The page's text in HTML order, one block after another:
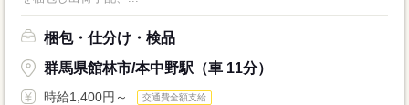
梱包・仕分け・検品
群馬県館林市/本中野駅（車 11分）
時給1,400円～ 交通費全額支給